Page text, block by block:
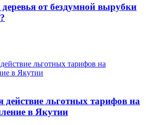
от бездумной вырубки
действие льготных тарифов на
в Якутии